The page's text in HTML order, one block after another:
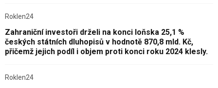
Roklen24
Zahraniční investoři drželi na konci loňska 25,1 %
českých státních dluhopisů v hodnotě 870,8 mld. Kč,
přičemž jejich podíl i objem proti konci roku 2024 klesly.
Roklen24